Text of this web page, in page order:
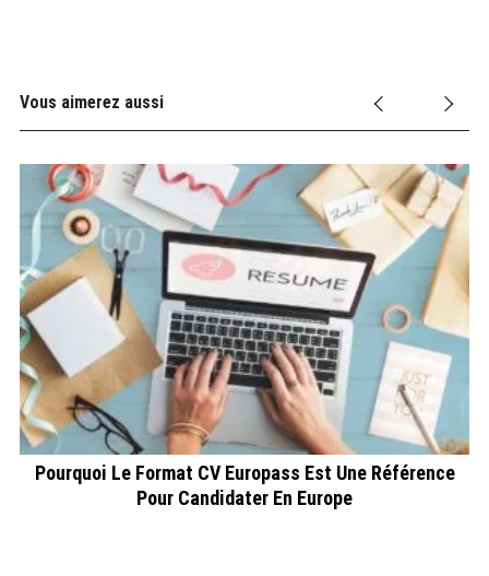
Vous aimerez aussi
Pourquoi Le Format CV Europass Est Une Référence
Pour Candidater En Europe